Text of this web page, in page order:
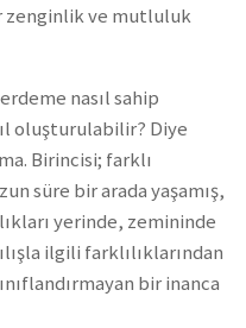
zenginlik ve mutluluk
nasıl sahip
oluşturulabilir? Diye
Birincisi; farklı
süre bir arada yaşamış,
yerinde, zemininde
ilgili farklılıklarından
bir inanca